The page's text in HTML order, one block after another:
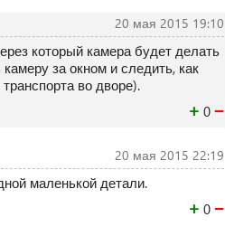
20 мая 2015 19:10
который камера будет делать
за окном и следить, как
во дворе).
+ 0 −
20 мая 2015 22:19
маленькой детали.
+ 0 −